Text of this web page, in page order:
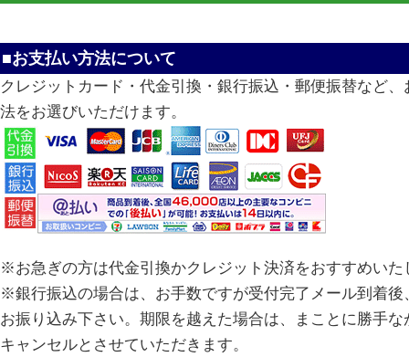
■お支払い方法について
クレジットカード・代金引換・銀行振込・郵便振替など
法をお選びいただけます。
※お急ぎの方は代金引換かクレジット決済をおすすめいた
※銀行振込の場合は、お手数ですが受付完了メール到着後
お振り込み下さい。期限を越えた場合は、まことに勝手な
キャンセルとさせていただきます。